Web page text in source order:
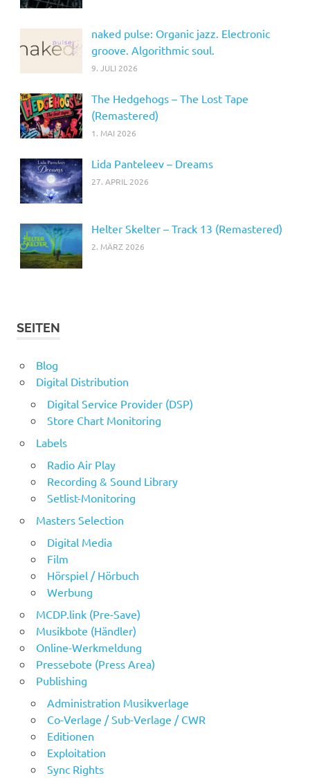
naked pulse: Organic jazz. Electronic
groove. Algorithmic soul.
9. JULI 2026
The Hedgehogs – The Lost Tape
(Remastered)
1. MAI 2026
Lida Panteleev – Dreams
27. APRIL 2026
Helter Skelter – Track 13 (Remastered)
2. MÄRZ 2026
SEITEN
Blog
Digital Distribution
Digital Service Provider (DSP)
Store Chart Monitoring
Labels
Radio Air Play
Recording & Sound Library
Setlist-Monitoring
Masters Selection
Digital Media
Film
Hörspiel / Hörbuch
Werbung
MCDP.link (Pre-Save)
Musikbote (Händler)
Online-Werkmeldung
Pressebote (Press Area)
Publishing
Administration Musikverlage
Co-Verlage / Sub-Verlage / CWR
Editionen
Exploitation
Sync Rights